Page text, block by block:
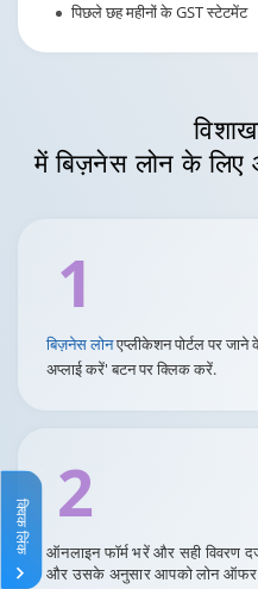
पिछले छह महीनों के GST स्टेटमेंट
में बिज़नेस लोन के
1
बिज़नेस लोनएप्लीकेशन पोर्टल पर
अप्लाई करें' बटन पर क्लिक करें.
2
ऑनलाइन फॉर्म भरें और सही विवरण
और उसके अनुसार आपको लोन
क्विक लिंक